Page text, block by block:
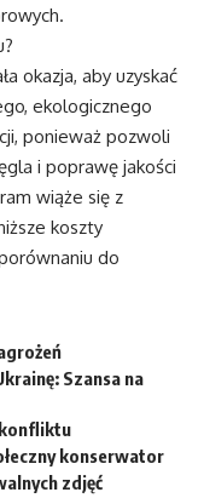
okazja, aby uzyskać
ekologicznego
ponieważ pozwoli
i poprawę jakości
wiąże się z
koszty
do
Szansa na
konfliktu
konserwator
zdjęć